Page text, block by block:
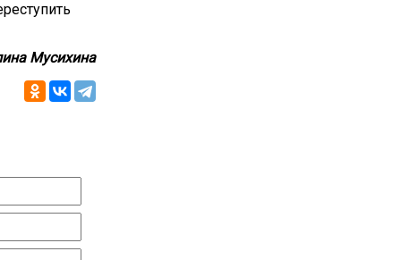
Мусихина